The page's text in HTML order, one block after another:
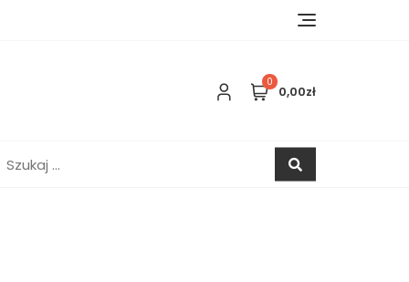
0
0,00zł